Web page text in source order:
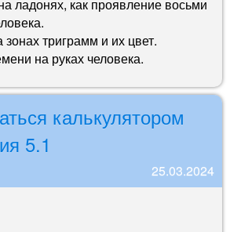
ладонях, как проявление восьми
триграмм и их цвет.
на руках человека.
калькулятором
5.1
25.03.2024